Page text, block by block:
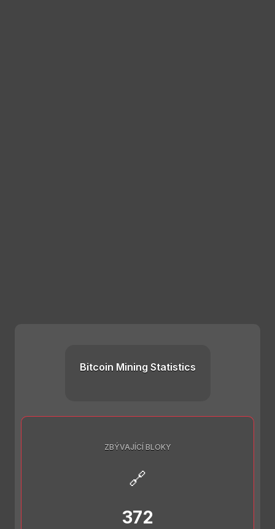
Bitcoin Mining Statistics
ZBÝVAJÍCÍ BLOKY
🔗
372